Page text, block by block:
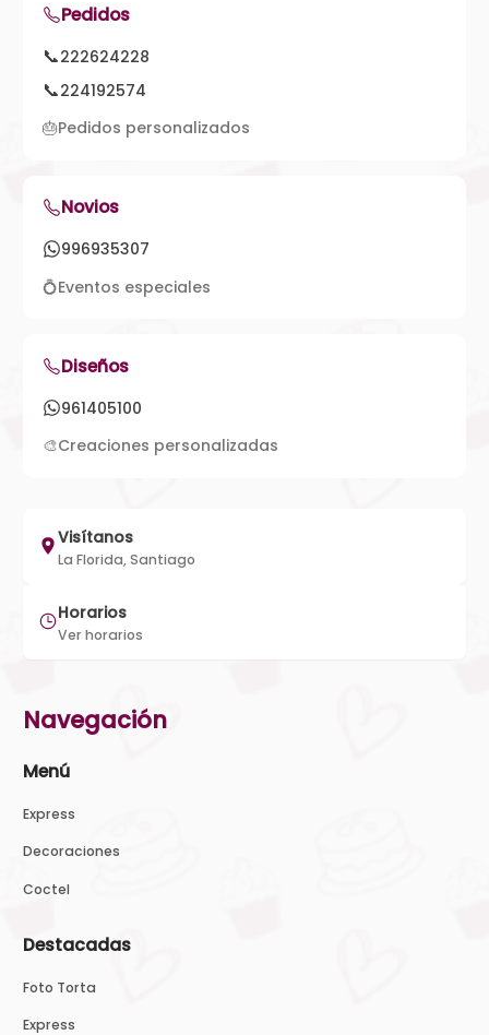
Pedidos
📞222624228
📞224192574
🎂Pedidos personalizados
Novios
996935307
💍Eventos especiales
Diseños
961405100
🎨Creaciones personalizadas
Visítanos
La Florida, Santiago
Horarios
Ver horarios
Navegación
Menú
Express
Decoraciones
Coctel
Destacadas
Foto Torta
Express